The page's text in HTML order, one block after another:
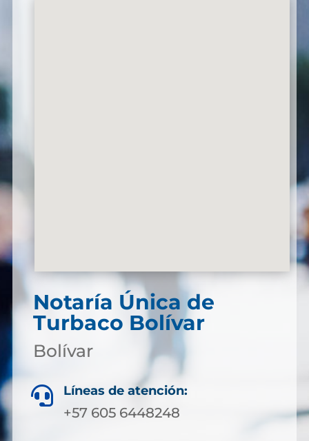
Notaría Única de
Turbaco Bolívar
Bolívar
 Líneas de atención:
+57 605 6448248